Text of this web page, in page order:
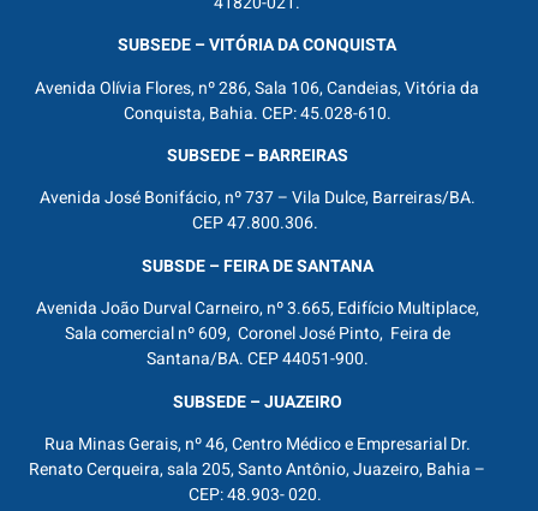
SUBSEDE – VITÓRIA DA CONQUISTA
Avenida Olívia Flores, nº 286, Sala 106, Candeias, Vitória da
Conquista, Bahia. CEP: 45.028-610.
SUBSEDE – BARREIRAS
Avenida José Bonifácio, nº 737 – Vila Dulce, Barreiras/BA.
CEP 47.800.306.
SUBSDE – FEIRA DE SANTANA
Avenida João Durval Carneiro, nº 3.665, Edifício Multiplace,
Sala comercial nº 609, Coronel José Pinto, Feira de
Santana/BA. CEP 44051-900.
SUBSEDE – JUAZEIRO
Rua Minas Gerais, nº 46, Centro Médico e Empresarial Dr.
Renato Cerqueira, sala 205, Santo Antônio, Juazeiro, Bahia –
CEP: 48.903- 020.